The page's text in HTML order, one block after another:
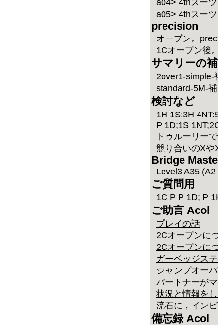
a04> 4thスー
a05> 4thスー
precision
オープン。
1Cオープン後
サマリーの
2over1-simple-
standard-5M-
検討など
1H 1S:3H
P 1D;1S
ドゥルーリー
競り合いのXや
Bridge
Level3 A35
ご質問用
1C P P 1D; P
ご助言 Acol
プレイの話
2Cオープンに
2Cオープンに
ガーベッジス
ジャンプオー
パートナーが
状況と情報を
流石に，イン
備忘録 Acol